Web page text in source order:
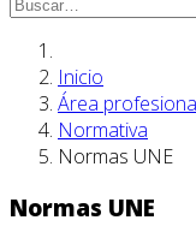
Inicio
Área
Normativa
Normas UNE
Normas UNE